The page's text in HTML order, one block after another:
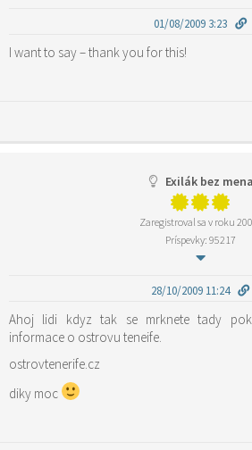
01/08/2009 3:23
I want to say – thank you for this!
Exilák bez mena
Zaregistroval sa v roku
Príspevky: 95217
28/10/2009 11:24
Ahoj lidi kdyz tak se mrknete tady
informace o ostrovu teneife.
ostrovtenerife.cz
diky moc